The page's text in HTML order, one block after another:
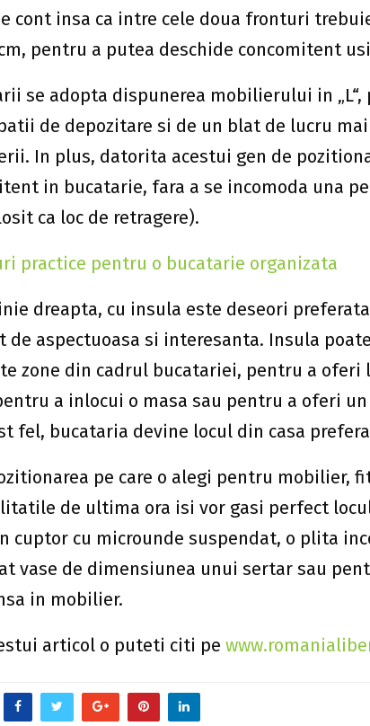
cont insa ca intre cele doua fronturi
pentru a putea deschide concomitent
se adopta dispunerea mobilierului in „L“,
de depozitare si de un blat de lucru mai
In plus, datorita acestui gen de
in bucatarie, fara a se incomoda una
ca loc de retragere).
practice pentru o bucatarie organizata
dreapta, cu insula este deseori
de aspectuoasa si interesanta. Insula
zone din cadrul bucatariei, pentru a oferi
a inlocui o masa sau pentru a oferi un
fel, bucataria devine locul din casa
pe care o alegi pentru mobilier,
de ultima ora isi vor gasi perfect
cuptor cu microunde suspendat, o plita
vase de dimensiunea unui sertar sau
in mobilier.
articol o puteti citi pe